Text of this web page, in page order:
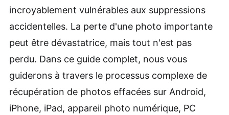
incroyablement vulnérables aux suppressions
accidentelles. La perte d'une photo importante
peut être dévastatrice, mais tout n'est pas
perdu. Dans ce guide complet, nous vous
guiderons à travers le processus complexe de
récupération de photos effacées sur Android,
iPhone, iPad, appareil photo numérique, PC